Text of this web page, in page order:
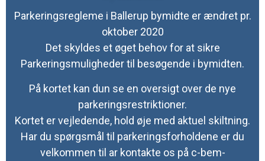
Parkeringsregleme i Ballerup bymidte er ændret pr.
oktober 2020
Det skyldes et øget behov for at sikre
Parkeringsmuligheder til besøgende i bymidten.
På kortet kan dun se en oversigt over de nye
parkeringsrestriktioner.
Kortet er vejledende, hold øje med aktuel skiltning.
Har du spørgsmål til parkeringsforholdene er du
velkommen til ar kontakte os på c-bem-